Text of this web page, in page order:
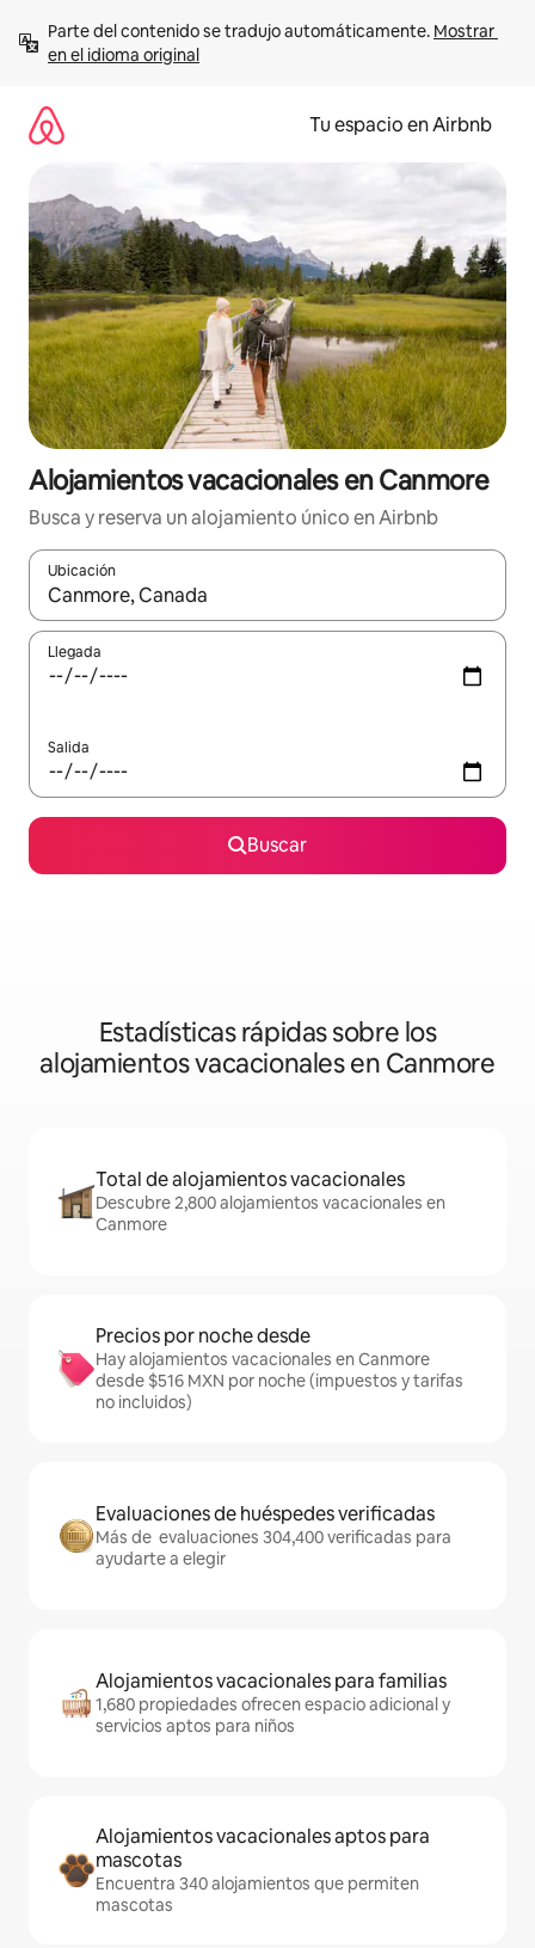
contenido
Parte del contenido se tradujo automáticamente. Mostrar
en el idioma original
Tu espacio en Airbnb
Alojamientos vacacionales en Canmore
Busca y reserva un alojamiento único en Airbnb
Ubicación
Cuando los resultados estén disponibles, podrás navegar
Llegada
Salida
Buscar
Estadísticas rápidas sobre los
alojamientos vacacionales en Canmore
Total de alojamientos vacacionales
Descubre 2,800 alojamientos vacacionales en
Canmore
Precios por noche desde
Hay alojamientos vacacionales en Canmore
desde $516 MXN por noche (impuestos y tarifas
no incluidos)
Evaluaciones de huéspedes verificadas
Más de evaluaciones 304,400 verificadas para
ayudarte a elegir
Alojamientos vacacionales para familias
1,680 propiedades ofrecen espacio adicional y
servicios aptos para niños
Alojamientos vacacionales aptos para
mascotas
Encuentra 340 alojamientos que permiten
mascotas